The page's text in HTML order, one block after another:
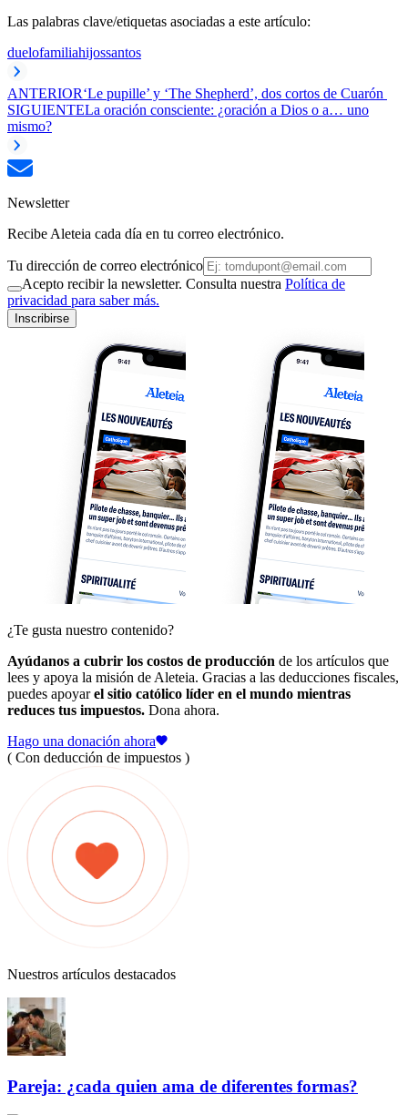
Las palabras clave/etiquetas asociadas a este artículo:
duelofamiliahijossantos
ANTERIOR‘Le pupille’ y ‘The Shepherd’, dos cortos de Cuarón
SIGUIENTELa oración consciente: ¿oración a Dios o a… uno
mismo?
Newsletter
Recibe Aleteia cada día en tu correo electrónico.
Tu dirección de correo electrónico
Acepto recibir la newsletter. Consulta nuestra Política de
privacidad para saber más.
Inscribirse
¿Te gusta nuestro contenido?
Ayúdanos a cubrir los costos de producción de los artículos que
lees y apoya la misión de Aleteia. Gracias a las deducciones fiscales,
puedes apoyarel sitio católico líder en el mundo mientras
reduces tus impuestos. Dona ahora.
Hago una donación ahora
( Con deducción de impuestos )
Nuestros artículos destacados
Pareja: ¿cada quien ama de diferentes formas?